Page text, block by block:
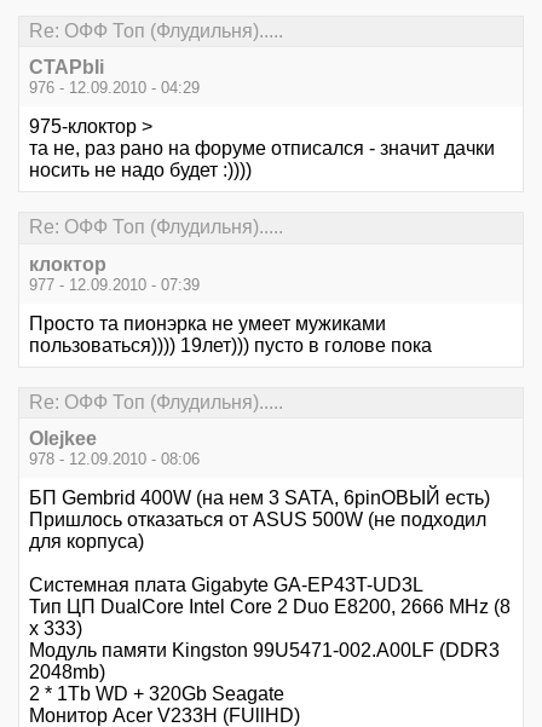
Re: ОФФ Топ (Флудильня).....
CTAPbIi
976 - 12.09.2010 - 04:29
975-клоктор >
та не, раз рано на форуме отписался - значит дачки
носить не надо будет :))))
Re: ОФФ Топ (Флудильня).....
клоктор
977 - 12.09.2010 - 07:39
Просто та пионэрка не умеет мужиками
пользоваться)))) 19лет))) пусто в голове пока
Re: ОФФ Топ (Флудильня).....
Olejkee
978 - 12.09.2010 - 08:06
БП Gembrid 400W (на нем 3 SATA, 6pinОВЫЙ есть)
Пришлось отказаться от ASUS 500W (не подходил
для корпуса)
Системная плата Gigabyte GA-EP43T-UD3L
Тип ЦП DualCore Intel Core 2 Duo E8200, 2666 MHz (8
x 333)
Модуль памяти Kingston 99U5471-002.A00LF (DDR3
2048mb)
2 * 1Tb WD + 320Gb Seagate
Монитор Acer V233H (FUllHD)